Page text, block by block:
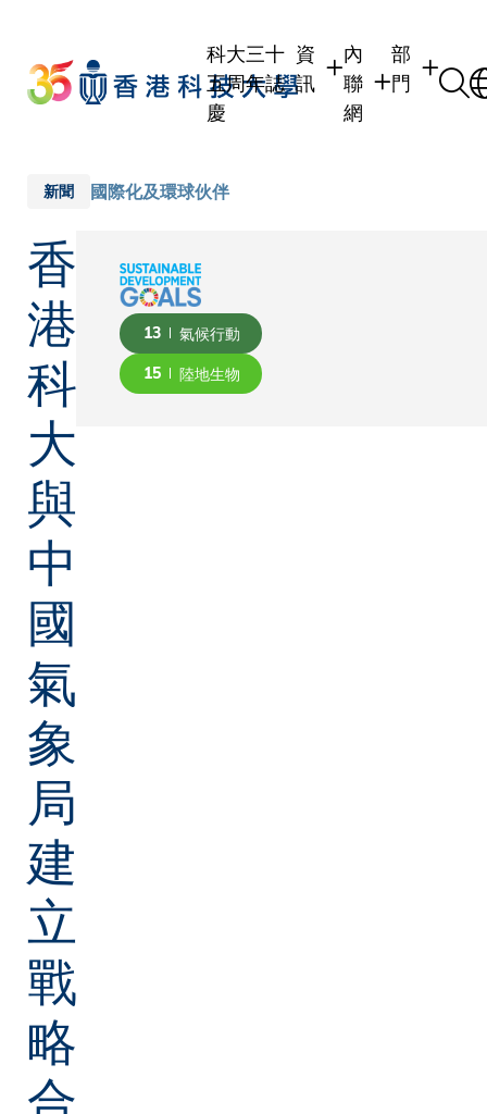
main
content
科大三十
五周年誌
慶
資
訊
內
聯
網
部
門
新聞 國際化及環球伙伴
香
港
科
大
與
中
國
氣
象
局
建
立
戰
略
合
13 氣候行動
15 陸地生物